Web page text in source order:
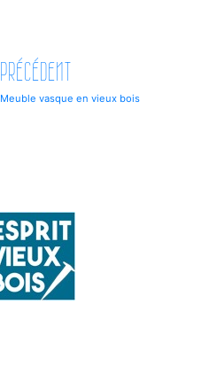
PRÉCÉDENT
Meuble vasque en vieux bois